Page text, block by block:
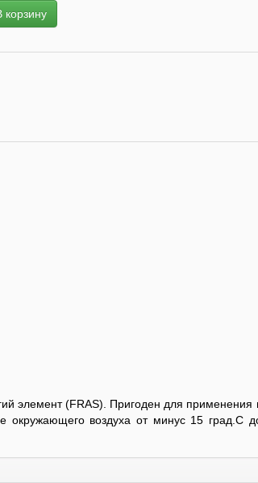
корзину
элемент (FRAS). Пригоден для применения
окружающего воздуха от минус 15 град.С